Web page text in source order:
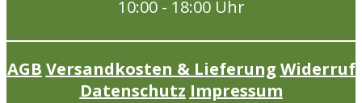
10:00 - 18:00 Uhr
AGB Versandkosten & Lieferung Widerruf
Datenschutz Impressum